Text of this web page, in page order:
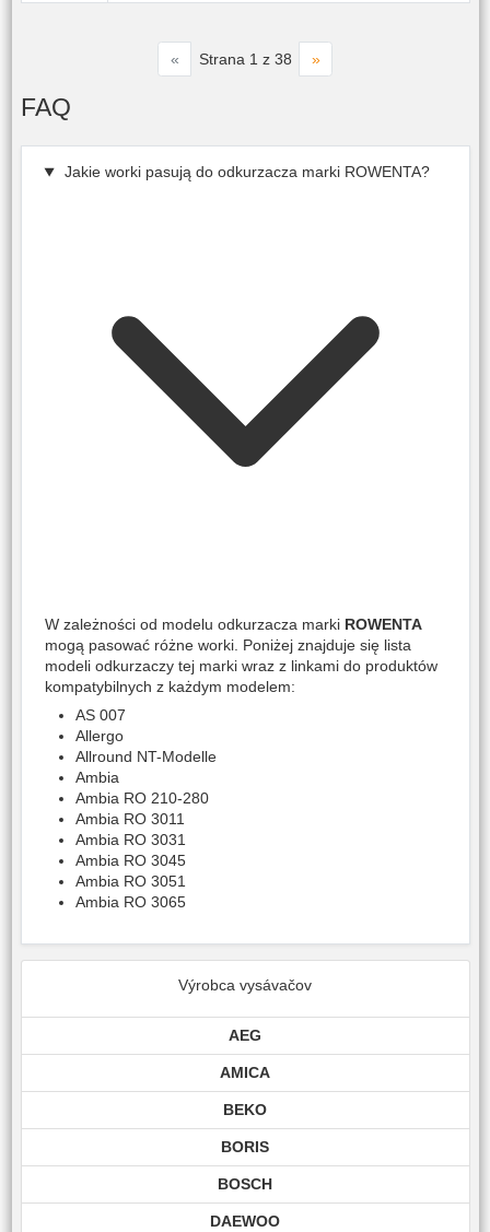
« Strana 1 z 38 »
FAQ
Jakie worki pasują do odkurzacza marki ROWENTA?
W zależności od modelu odkurzacza marki ROWENTA
mogą pasować różne worki. Poniżej znajduje się lista
modeli odkurzaczy tej marki wraz z linkami do produktów
kompatybilnych z każdym modelem:
AS 007
Allergo
Allround NT-Modelle
Ambia
Ambia RO 210-280
Ambia RO 3011
Ambia RO 3031
Ambia RO 3045
Ambia RO 3051
Ambia RO 3065
Výrobca vysávačov
AEG
AMICA
BEKO
BORIS
BOSCH
DAEWOO